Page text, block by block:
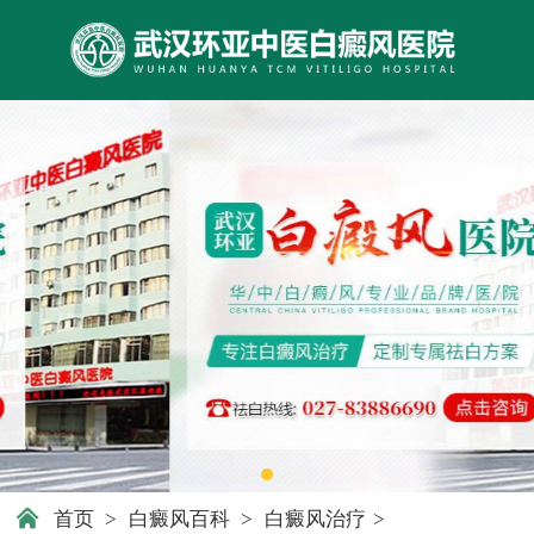
首页 > 白癜风百科 > 白癜风治疗 >